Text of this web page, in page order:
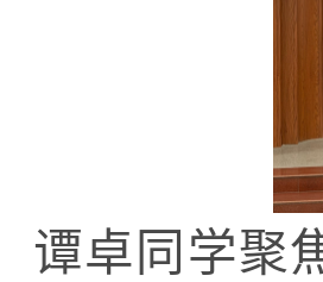
谭卓同学聚